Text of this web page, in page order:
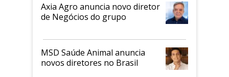
Axia Agro anuncia novo diretor
de Negócios do grupo
MSD Saúde Animal anuncia
novos diretores no Brasil